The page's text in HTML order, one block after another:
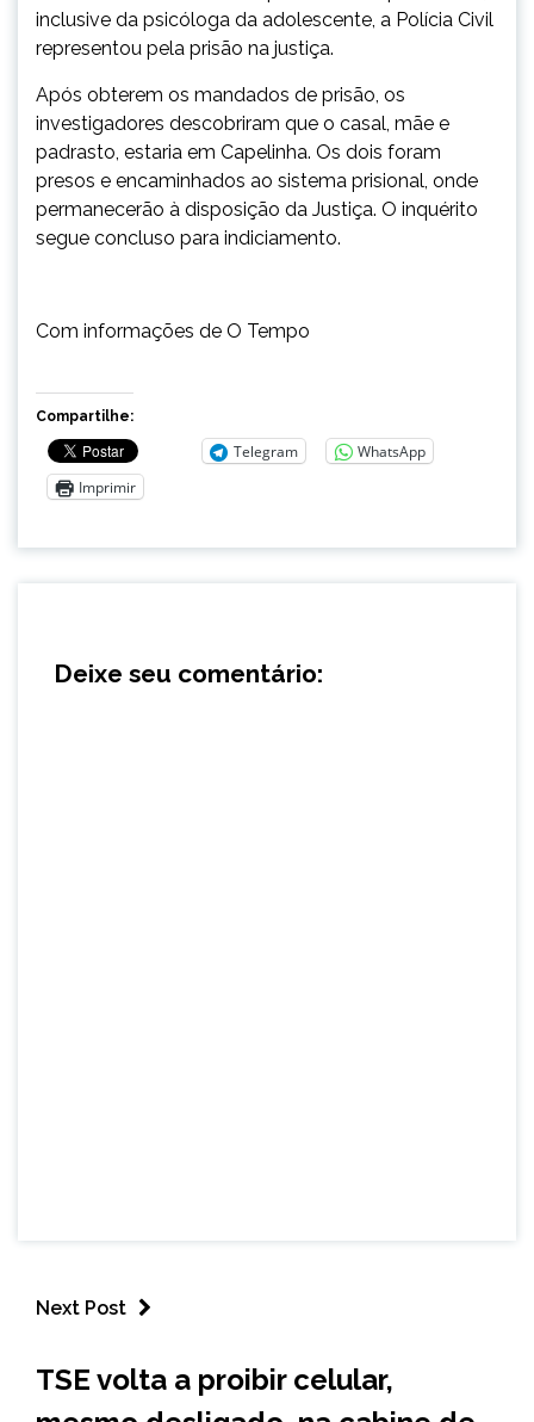
inclusive da psicóloga da adolescente, a Polícia Civil
representou pela prisão na justiça.
Após obterem os mandados de prisão, os
investigadores descobriram que o casal, mãe e
padrasto, estaria em Capelinha. Os dois foram
presos e encaminhados ao sistema prisional, onde
permanecerão à disposição da Justiça. O inquérito
segue concluso para indiciamento.
Com informações de O Tempo
Compartilhe:
Telegram
WhatsApp
Imprimir
Deixe seu comentário:
Next Post
NOTÍCIAS
TSE volta a proibir celular,